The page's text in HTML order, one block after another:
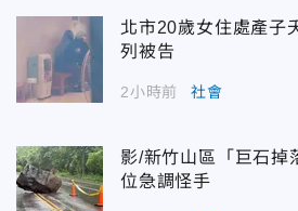
北市20歲女住處產
列被告
2小時前 社會
影/新竹山區「巨石
位急調怪手